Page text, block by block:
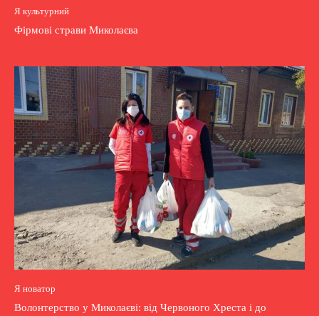
Я культурний
Фірмові страви Миколаєва
Я новатор
Волонтерство у Миколаєві: від Червоного Хреста і до